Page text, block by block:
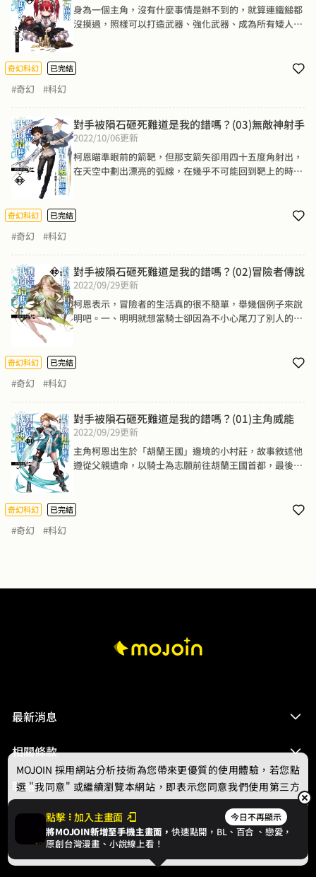
身為一個主角，沒有什麼事情是辦不到的，就算連鐵鎚都
沒摸過，照樣可以打造武器、強化武器、成為所有矮人臣
了。柯恩表示：「唉，難道我就是當輔助的命嗎？」
奇幻科幻 已完結
#奇幻 #科幻
對手被隕石砸死難道是我的錯嗎？(03)無敵神射手
2022/10/06更新
柯恩瞄準眼前的箭靶，但那支箭矢卻用四十五度角射出，
在天空中劃出漂亮的弧線，在幾乎不可能回到靶上的時候
力，箭矢直接往下掉落，但就在這時一陣莫名其妙的強風
第三箭背對箭靶，隨便將箭射出，但那支箭矢射到了外圍
少數有彈性的樹枝回彈，加倍奉還的猛烈箭勢射穿隔壁的
箭靶靶心再次回彈，最後反向穿出紅心。恭喜柯恩獲得本
次神箭手大賽的冠軍！柯恩無奈表示：「唉，隨便射都會
中難道是我的錯嗎？」
奇幻科幻 已完結
#奇幻 #科幻
對手被隕石砸死難道是我的錯嗎？(02)冒險者傳說
2022/09/29更新
柯恩表示，冒險者的生活真的很不簡單，舉幾個例子來說
明吧。一、明明就想當騎士卻因為不小心尾刀了別人的魔
中釘，然後大家還是把他當成冒險者。三、明明就已經打
騎士的柯恩，在不斷地不想撿人尾刀卻莫名撿人尾刀、自
己打敗的敵人卻被人撿了尾刀之後，忍不住嘆道：「唉，
對手被人撿尾刀難道是我的錯嗎？」
奇幻科幻 已完結
#奇幻 #科幻
對手被隕石砸死難道是我的錯嗎？(01)主角威能
2022/09/29更新
主角柯恩出生於「胡蘭王國」邊境的小村莊，故事敘述他
遵從父親遺命，以騎士為志願前往胡蘭王國首都，最後卻
耿耿於懷──為什麼每個對手通通都會死於非命？喝水被
慘！而這一切的開端，就要從那個在與柯恩對決時，被隕
奇幻科幻 已完結
#奇幻 #科幻
最新消息
相關條款
聯絡我們
© 2024 gamania Digital Entertainment Co., Ltd.
點擊 加入主畫面 今日不再顯示
將MOJOIN新增至手機主畫面，快速點開，BL、 百合 、戀愛，
原創台灣漫畫、小說線上看！
MOJOIN 採用網站分析技術為您帶來更優質的使用體驗，若您點
選 "我同意" 或繼續瀏覽本網站，即表示您同意我們使用第三方
Cookie，欲瞭解更多資訊請見隱私權政策。
我同意